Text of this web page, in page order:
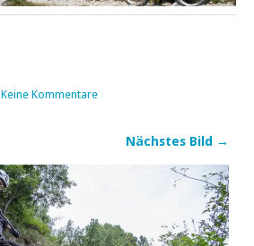
Keine Kommentare
Nächstes Bild →